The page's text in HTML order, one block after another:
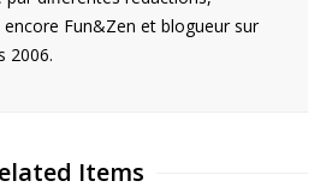
Fun&Zen et blogueur sur
2006.
Items